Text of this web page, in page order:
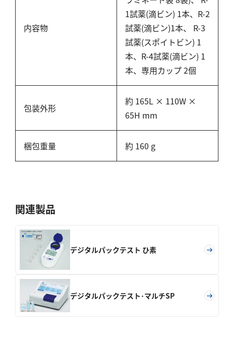
内容物
1試薬(滴ビン) 1本、R-2
試薬(滴ビン)1本、 R-3
試薬(スポイトビン) 1
本、R-4試薬(滴ビン) 1
本、専用カップ 2個
包装外形
約 165L × 110W ×
65H mm
梱包重量 約 160 g
関連製品
デジタルパックテスト ひ素
デジタルパックテスト･マルチSP
硫黄
硫酸
窒素
アンモニウム
亜硝酸
りん
りん酸
全りん
その他
塩化物
アルカリ度